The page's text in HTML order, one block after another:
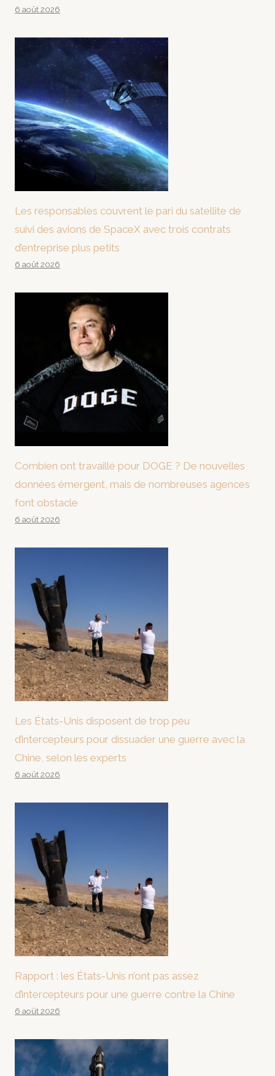
6 août 2026
Les responsables couvrent le pari du satellite de
suivi des avions de SpaceX avec trois contrats
d’entreprise plus petits
6 août 2026
Combien ont travaillé pour DOGE ? De nouvelles
données émergent, mais de nombreuses agences
font obstacle
6 août 2026
Les États-Unis disposent de trop peu
d’intercepteurs pour dissuader une guerre avec la
Chine, selon les experts
6 août 2026
Rapport : les États-Unis n’ont pas assez
d’intercepteurs pour une guerre contre la Chine
6 août 2026